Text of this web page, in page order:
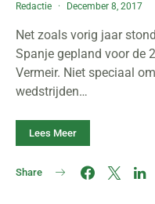
Redactie December 8, 2017
Net zoals vorig jaar
Spanje gepland voor de
Vermeir. Niet speciaal
wedstrijden…
Lees Meer
Share